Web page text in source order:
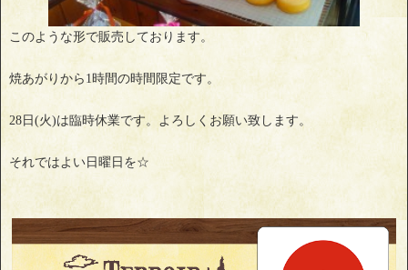
このような形で販売しております。
焼あがりから1時間の時間限定です。
28日(火)は臨時休業です。よろしくお願い致します。
それではよい日曜日を☆